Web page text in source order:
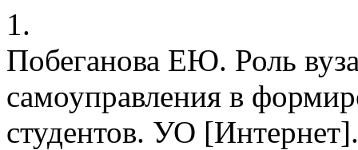
1.
Побеганова ЕЮ. Роль
самоуправления в
студентов. УО